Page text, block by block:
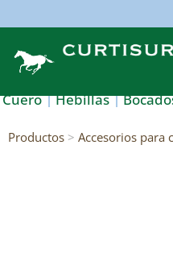
Cuero Hebillas
Productos > Accesorios para